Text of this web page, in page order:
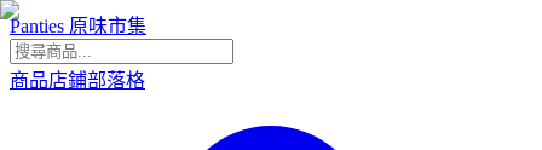
Panties 原味市集
商品店鋪部落格